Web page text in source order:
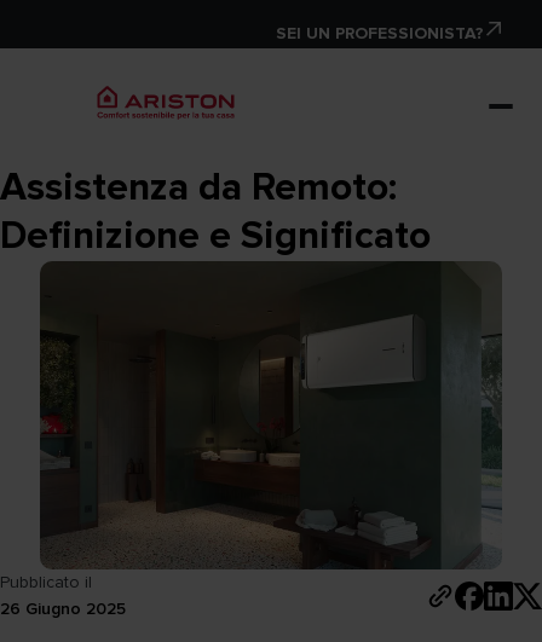
SEI UN PROFESSIONISTA?
Assistenza da Remoto:
Definizione e Significato
Pubblicato il
26 Giugno 2025